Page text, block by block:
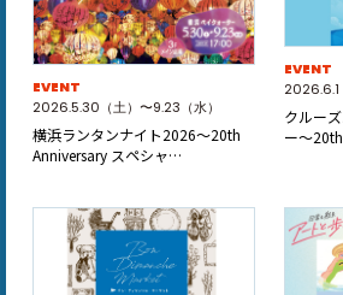
EVENT
2026.5.30（土）〜9.23（水）
横浜ランタンナイト2026～20th
Anniversary スペシャ…
EVENT
2026.6.1
クルー
ー～